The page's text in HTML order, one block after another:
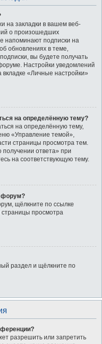
на закладки в вашем веб-
о произошедших
напоминают подписки на
обновлениях в теме,
вы будете получать
Настройки уведомлений
«Личные настройки»
на определённую тему?
на определённую тему,
«Управление темой»,
страницы просмотра тем.
ответа» при
на соответствующую тему.
форум?
щёлкните по ссылке
просмотра
раздел и щёлкните по
разрешить или запретить